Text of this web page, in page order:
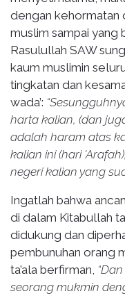
dengan kehormatan
muslim sampai yang
Rasulullah SAW
kaum muslimin
tingkatan dan
wada’:
harta kalian, (dan
adalah haram atas
kalian ini (hari
negeri kalian yang
Ingatlah bahwa
di dalam Kitabullah
didukung dan
pembunuhan orang
ta’ala berfirman,
seorang mukmin